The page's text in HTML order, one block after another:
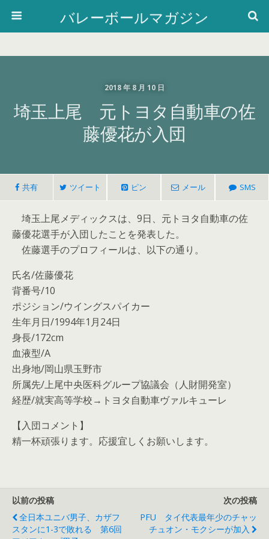
バレーボールマガジン
2018 年 8 月 10 日
埼玉上尾 元トヨタ自動車の佐
藤優花が入団
共有 ツイート ピン メール SMS
埼玉上尾メディックスは、9日、元トヨタ自動車の佐
藤優花選手が入団したことを発表した。
佐藤選手のプロフィールは、以下の通り。
氏名/佐藤優花
背番号/10
ポジション/ウイングスパイカー
生年月日/1994年1月24日
身長/172cm
血液型/A
出身地/岡山県玉野市
所属先/上尾中央医科グループ協議会（人財開発室）
経歴/就実高等学校→トヨタ自動車ヴァルキューレ
【入団コメント】
精一杯頑張ります。応援宜しくお願いします。
以前の投稿
全日本ユニバ男子、カザフ
スタンに1-3で敗れる 第6回
次の投稿
PFU タイ代表最年少のチャッ
チュオン・モクシーが加入